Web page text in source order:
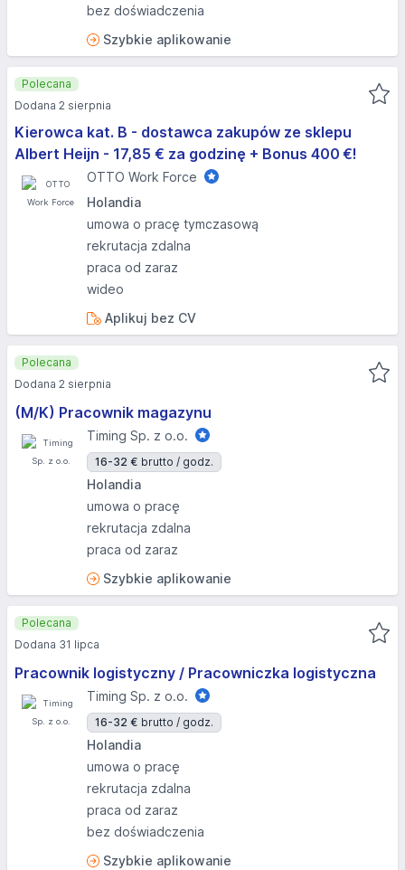
bez doświadczenia
Szybkie aplikowanie
Kierowca kat. B - dostawca zakupów ze sklepu
Albert Heijn - 17,85 € za godzinę + Bonus 400 €!
OTTO Work Force
Holandia
umowa o pracę tymczasową
rekrutacja zdalna
praca od zaraz
wideo
Aplikuj bez CV
Polecana
Dodana 2 sierpnia
(M/K) Pracownik magazynu
Timing Sp. z o.o.
16-32 € brutto / godz.
Holandia
umowa o pracę
rekrutacja zdalna
praca od zaraz
Szybkie aplikowanie
Polecana
Dodana 2 sierpnia
Pracownik logistyczny / Pracowniczka logistyczna
Timing Sp. z o.o.
16-32 € brutto / godz.
Holandia
umowa o pracę
rekrutacja zdalna
praca od zaraz
bez doświadczenia
Szybkie aplikowanie
Polecana
Dodana 31 lipca